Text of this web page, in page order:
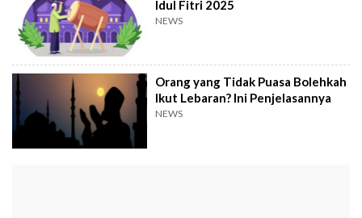
Idul Fitri 2025
NEWS
Orang yang Tidak Puasa Bolehkah
Ikut Lebaran? Ini Penjelasannya
NEWS